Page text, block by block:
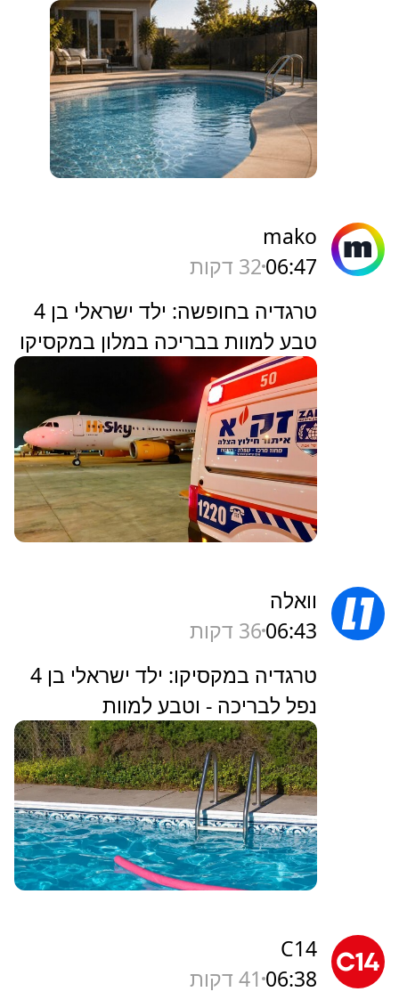
mako
06:4732 דקות
טרגדיה בחופשה: ילד ישראלי בן 4
טבע למוות בבריכה במלון במקסיקו
וואלה
06:4336 דקות
טרגדיה במקסיקו: ילד ישראלי בן 4
נפל לבריכה - וטבע למוות
C14
06:38 41 דקות